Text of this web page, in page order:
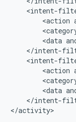
<action
<data
<action
<data
</intent-
</activity>